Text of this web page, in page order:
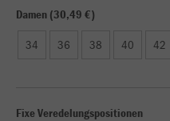
Damen (30,49 €)
34 36 38 40 42
Fixe Veredelungspositionen